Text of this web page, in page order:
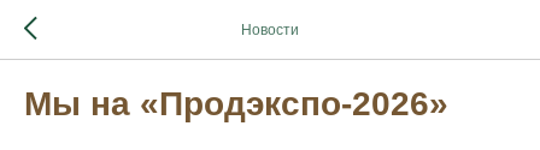
Новости
Мы на «Продэкспо-2026»